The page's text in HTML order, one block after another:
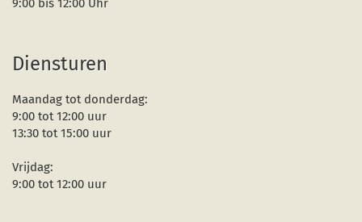
9:00 bis 12:00 Uhr
Diensturen
Maandag tot donderdag:
9:00 tot 12:00 uur
13:30 tot 15:00 uur
Vrijdag:
9:00 tot 12:00 uur